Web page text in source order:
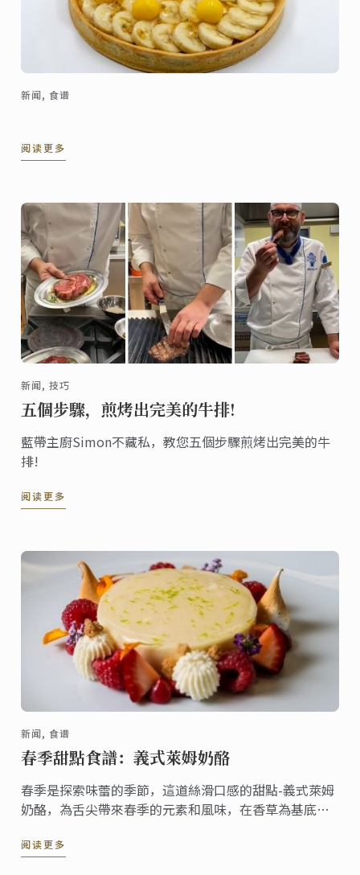
新闻, 食谱
阅读更多
新闻, 技巧
五個步驟，煎烤出完美的牛排!
藍帶主廚Simon不藏私，教您五個步驟煎烤出完美的牛
排!
阅读更多
新闻, 食谱
春季甜點食譜：義式萊姆奶酪
春季是探索味蕾的季節，這道絲滑口感的甜點-義式萊姆
奶酪，為舌尖帶來春季的元素和風味，在香草為基底的
論搭配哪一種餐點都非常合適!
阅读更多